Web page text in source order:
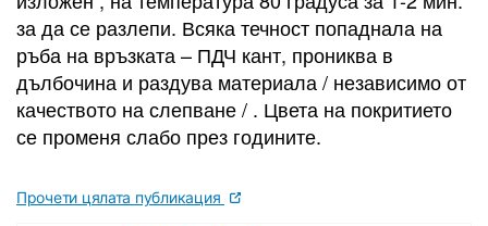
за да се разлепи. Всяка течност попаднала на
ръба на връзката – ПДЧ кант, прониква в
дълбочина и раздува материала / независимо от
качеството на слепване / . Цвета на покритието
се променя слабо през годините.
Прочети цялата публикация